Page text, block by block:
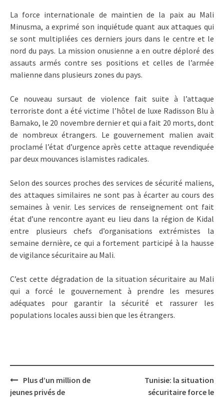
La force internationale de maintien de la paix au Mali
Minusma, a exprimé son inquiétude quant aux attaques qui
se sont multipliées ces derniers jours dans le centre et le
nord du pays. La mission onusienne a en outre déploré des
assauts armés contre ses positions et celles de l’armée
malienne dans plusieurs zones du pays.
Ce nouveau sursaut de violence fait suite à l’attaque
terroriste dont a été victime l’hôtel de luxe Radisson Blu à
Bamako, le 20 novembre dernier et qui a fait 20 morts, dont
de nombreux étrangers. Le gouvernement malien avait
proclamé l’état d’urgence après cette attaque revendiquée
par deux mouvances islamistes radicales.
Selon des sources proches des services de sécurité maliens,
des attaques similaires ne sont pas à écarter au cours des
semaines à venir. Les services de renseignement ont fait
état d’une rencontre ayant eu lieu dans la région de Kidal
entre plusieurs chefs d’organisations extrémistes la
semaine dernière, ce qui a fortement participé à la hausse
de vigilance sécuritaire au Mali.
C’est cette dégradation de la situation sécuritaire au Mali
qui a forcé le gouvernement à prendre les mesures
adéquates pour garantir la sécurité et rassurer les
populations locales aussi bien que les étrangers.
Post
navigation
Plus d’un million de
jeunes privés de
Tunisie: la situation
sécuritaire force le